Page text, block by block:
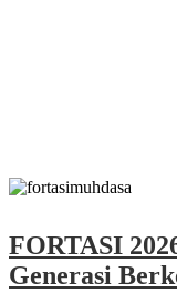
FORTASI
Generasi